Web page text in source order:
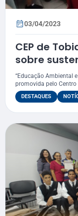
03/04/2023
CEP de
sobre
coleta
“Educação Ambiental
promovida pelo
DESTAQUES